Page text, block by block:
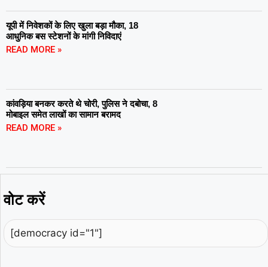
यूपी में निवेशकों के लिए खुला बड़ा मौका, 18
आधुनिक बस स्टेशनों के मांगी निविदाएं
READ MORE »
कांवड़िया बनकर करते थे चोरी, पुलिस ने दबोचा, 8
मोबाइल समेत लाखों का सामान बरामद
READ MORE »
वोट करें
[democracy id="1"]